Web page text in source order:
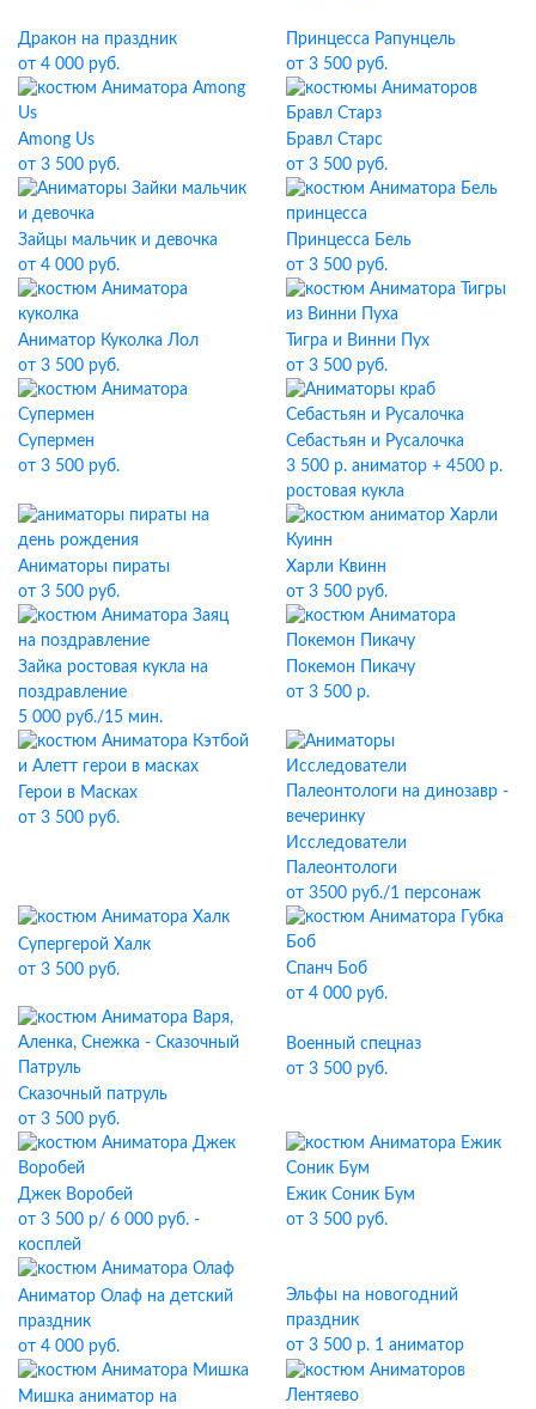
Дракон на праздник
от 4 000 руб.
Принцесса Рапунцель
от 3 500 руб.
Among Us
от 3 500 руб.
Бравл Старс
от 3 500 руб.
Зайцы мальчик и девочка
от 4 000 руб.
Принцесса Бель
от 3 500 руб.
Аниматор Куколка Лол
от 3 500 руб.
Тигра и Винни Пух
от 3 500 руб.
Супермен
от 3 500 руб.
Себастьян и Русалочка
3 500 р. аниматор + 4500 р.
ростовая кукла
Аниматоры пираты
от 3 500 руб.
Харли Квинн
от 3 500 руб.
Зайка ростовая кукла на
поздравление
5 000 руб./15 мин.
Покемон Пикачу
от 3 500 р.
Герои в Масках
от 3 500 руб.
Исследователи
Палеонтологи
от 3500 руб./1 персонаж
Супергерой Халк
от 3 500 руб.
Спанч Боб
от 4 000 руб.
Сказочный патруль
от 3 500 руб.
Военный спецназ
от 3 500 руб.
Джек Воробей
от 3 500 р/ 6 000 руб. -
косплей
Ежик Соник Бум
от 3 500 руб.
Аниматор Олаф на детский
праздник
от 4 000 руб.
Эльфы на новогодний
праздник
от 3 500 р. 1 аниматор
Мишка аниматор на